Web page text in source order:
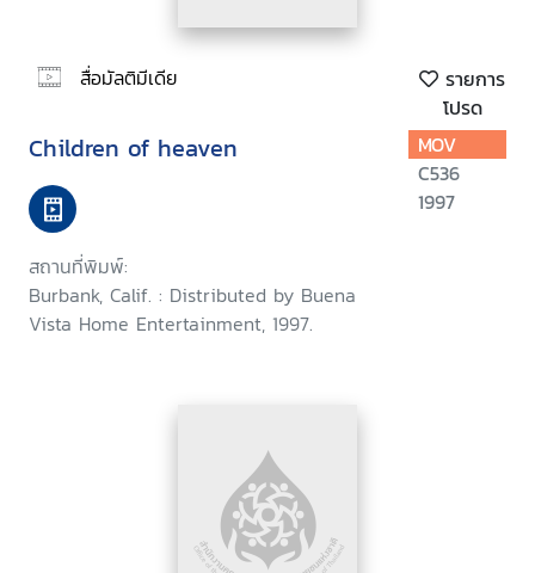
สื่อมัลติมีเดีย
รายการ
โปรด
Children of heaven
สถานที่พิมพ์:
Burbank, Calif. : Distributed by Buena
Vista Home Entertainment, 1997.
MOV
C536
1997